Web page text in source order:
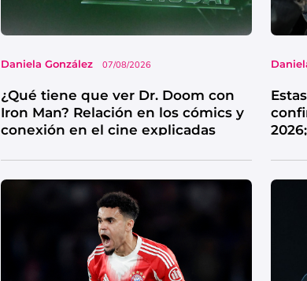
Daniela González 07/08/2026
¿Qué tiene que ver Dr. Doom con
Iron Man? Relación en los cómics y
conexión en el cine explicadas